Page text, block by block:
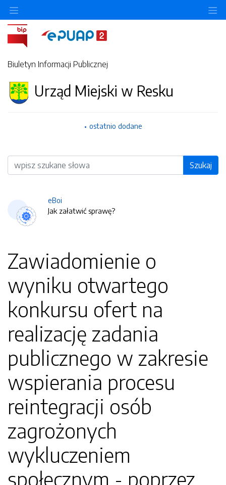
Biuletyn Informacji Publicznej
Urząd Miejski w Resku
ostatnio dodane
Wyszukiwarka Szukaj
eBoi
Jak załatwić sprawę?
Zawiadomienie o
wyniku otwartego
konkursu ofert na
realizację zadania
publicznego w zakresie
wspierania procesu
reintegracji osób
zagrożonych
wykluczeniem
społecznym - poprzez